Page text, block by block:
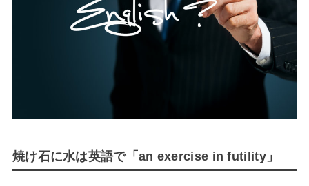
焼け石に水は英語で「an exercise in futility」